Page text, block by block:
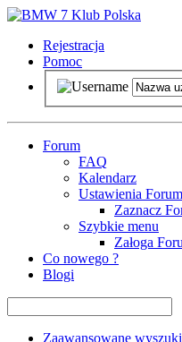
Rejestracja
Pomoc
Forum
FAQ
Kalendarz
Ustawienia Forum
Zaznacz
Szybkie menu
Załoga
Co nowego ?
Blogi
Zaawansowane